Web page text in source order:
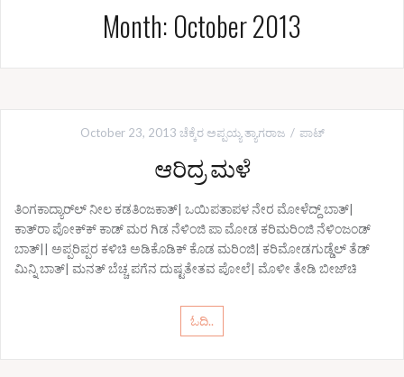
Month: October 2013
October 23, 2013 ಚೆಕ್ಕೆರ ಅಪ್ಪಯ್ಯ ತ್ಯಾಗರಾಜ ಪಾಟ್
ಆರಿದ್ರ ಮಳೆ
ತಿಂಗಕಾದ್ಯಾರ್‌ಲ್ ನೀಲ ಕಡತಿಂಜಕಾತ್| ಒಯಿಪತಾಪಳ ನೇರ ಮೋಳೆದ್ದ್ ಬಾತ್|
ಕಾತ್‌ರಾ ಪೋಕ್‌ಕ್ ಕಾಡ್ ಮರ ಗಿಡ ನೆಳಿಂಜಿ ಪಾ ಮೋಡ ಕರಿಮರಿಂಜಿ ನೆಳಿಂಜಂಡ್
ಬಾತ್|| ಅಪ್ಪರಿಪ್ಪರ ಕಳಿಚಿ ಅಡಿಕೊಡಿಕ್ ಕೊಡ ಮರಿಂಜಿ| ಕರಿಮೋಡಗುಡ್ಡೆಲ್ ತೆಡ್
ಮಿನ್ನಿ ಬಾತ್| ಮನತ್ ಬೆಚ್ಚ ಪಗೆನ ದುಷ್ಟತೇತವ ಪೋಲೆ| ಮೊಳೀ ತೇಡಿ ಬೀಜ್‌ಚಿ
ಓದಿ..